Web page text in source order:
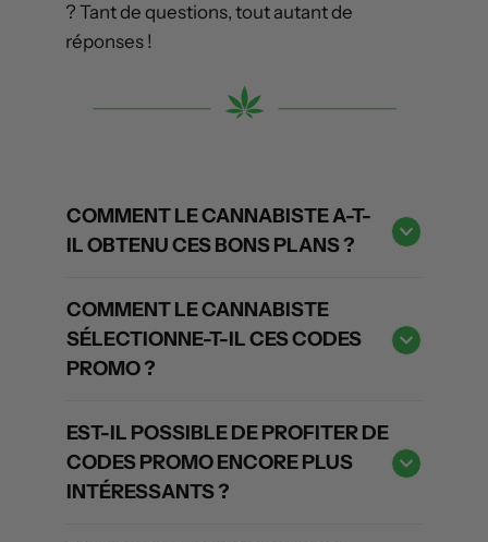
? Tant de questions, tout autant de
réponses !
COMMENT LE CANNABISTE A-T-
IL OBTENU CES BONS PLANS ?
COMMENT LE CANNABISTE
SÉLECTIONNE-T-IL CES CODES
PROMO ?
EST-IL POSSIBLE DE PROFITER DE
CODES PROMO ENCORE PLUS
INTÉRESSANTS ?